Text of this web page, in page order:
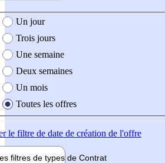
création de l'offre
Un jour
Trois jours
Une semaine
Deux semaines
Un mois
Toutes les offres
le filtre de date de création de l'offre
filtres de types de Contrat